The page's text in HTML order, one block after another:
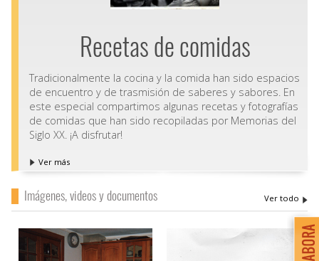
Recetas de comidas
Tradicionalmente la cocina y la comida han sido espacios
de encuentro y de trasmisión de saberes y sabores. En
este especial compartimos algunas recetas y fotografías
de comidas que han sido recopiladas por Memorias del
Siglo XX. ¡A disfrutar!
Ver más
Imágenes, videos y documentos